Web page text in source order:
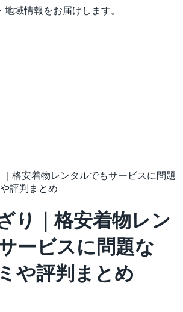
域情報をお届けします。
格安着物レンタルでもサービスに問題
評判まとめ
り｜格安着物レン
ービスに問題な
や評判まとめ